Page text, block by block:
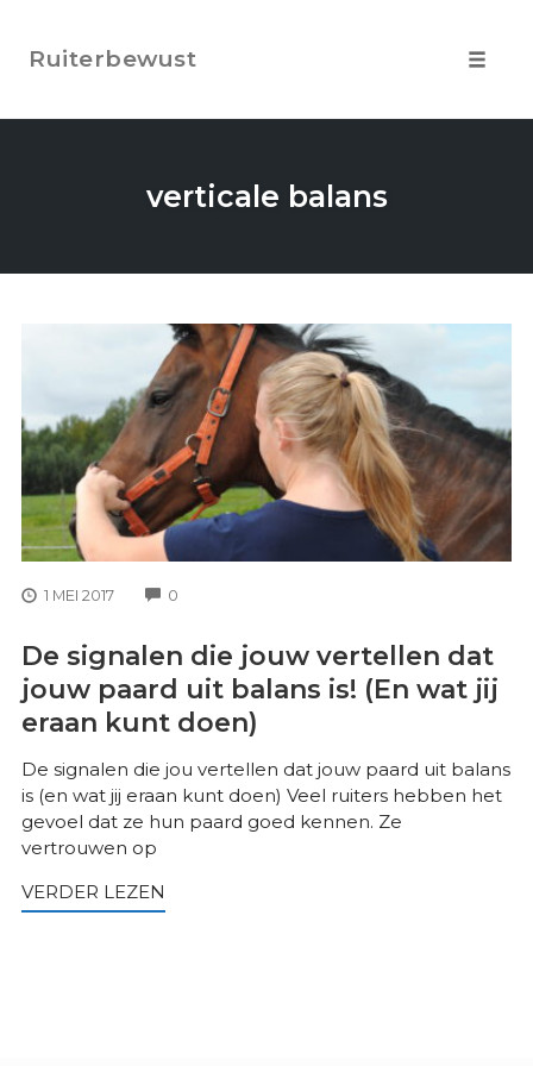
content
Ruiterbewust
verticale balans
1 MEI 2017 0
De signalen die jouw vertellen dat
jouw paard uit balans is! (En wat jij
eraan kunt doen)
De signalen die jou vertellen dat jouw paard uit balans
is (en wat jij eraan kunt doen) Veel ruiters hebben het
gevoel dat ze hun paard goed kennen. Ze
vertrouwen op
VERDER LEZEN